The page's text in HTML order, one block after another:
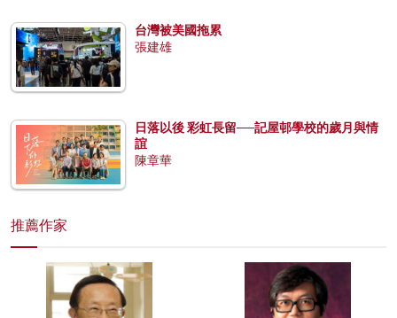
台灣被美國拖累
張建雄
日落以後 彩虹長留──記屋邨學校的歲月與情
誼
陳章華
推薦作家